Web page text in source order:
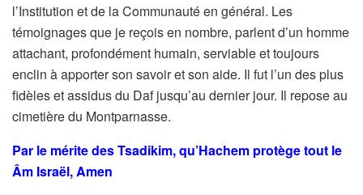
l’Institution et de la Communauté en général. Les
témoignages que je reçois en nombre, parlent d’un homme
attachant, profondément humain, serviable et toujours
enclin à apporter son savoir et son aide. Il fut l’un des plus
fidèles et assidus du Daf jusqu’au dernier jour. Il repose au
cimetière du Montparnasse.
Par le mérite des Tsadikim, qu’Hachem protège tout le
Âm Israël, Amen